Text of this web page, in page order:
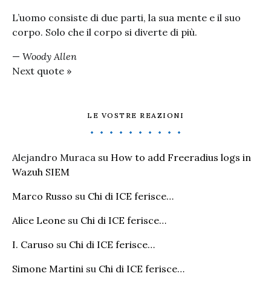
L’uomo consiste di due parti, la sua mente e il suo
corpo. Solo che il corpo si diverte di più.
— Woody Allen
Next quote »
LE VOSTRE REAZIONI
Alejandro Muraca su How to add Freeradius logs in
Wazuh SIEM
Marco Russo su Chi di ICE ferisce…
Alice Leone su Chi di ICE ferisce…
I. Caruso su Chi di ICE ferisce…
Simone Martini su Chi di ICE ferisce…